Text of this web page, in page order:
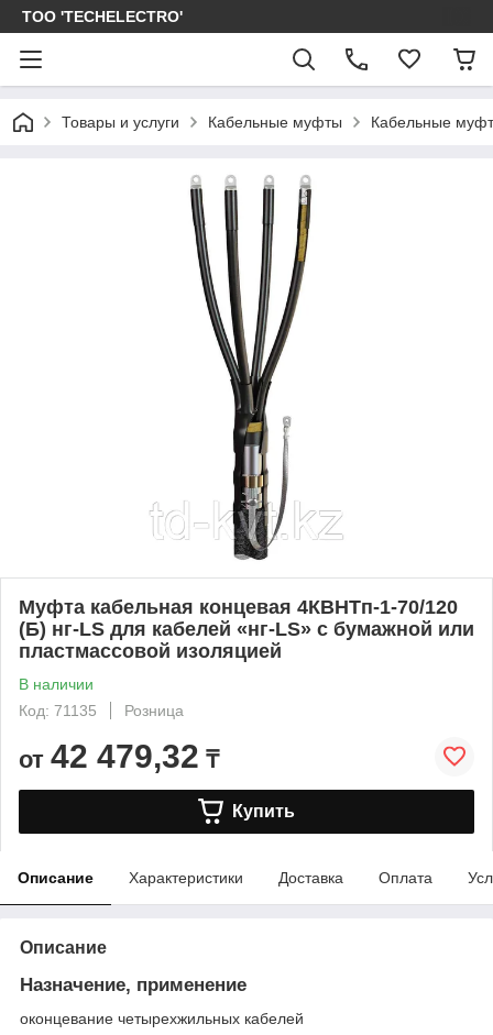
ТОО 'TECHELECTRO'
Товары и услуги Кабельные муфты Кабельные
Муфта кабельная концевая 4КВНТп-1-70/120
(Б) нг-LS для кабелей «нг-LS» с бумажной или
пластмассовой изоляцией
В наличии
Код: 71135
Розница
от 42 479,32 ₸
Купить
Описание Характеристики Доставка Оплата
Описание
Назначение, применение
оконцевание четырехжильных кабелей